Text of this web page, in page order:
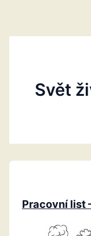
Svět
Pracovní list